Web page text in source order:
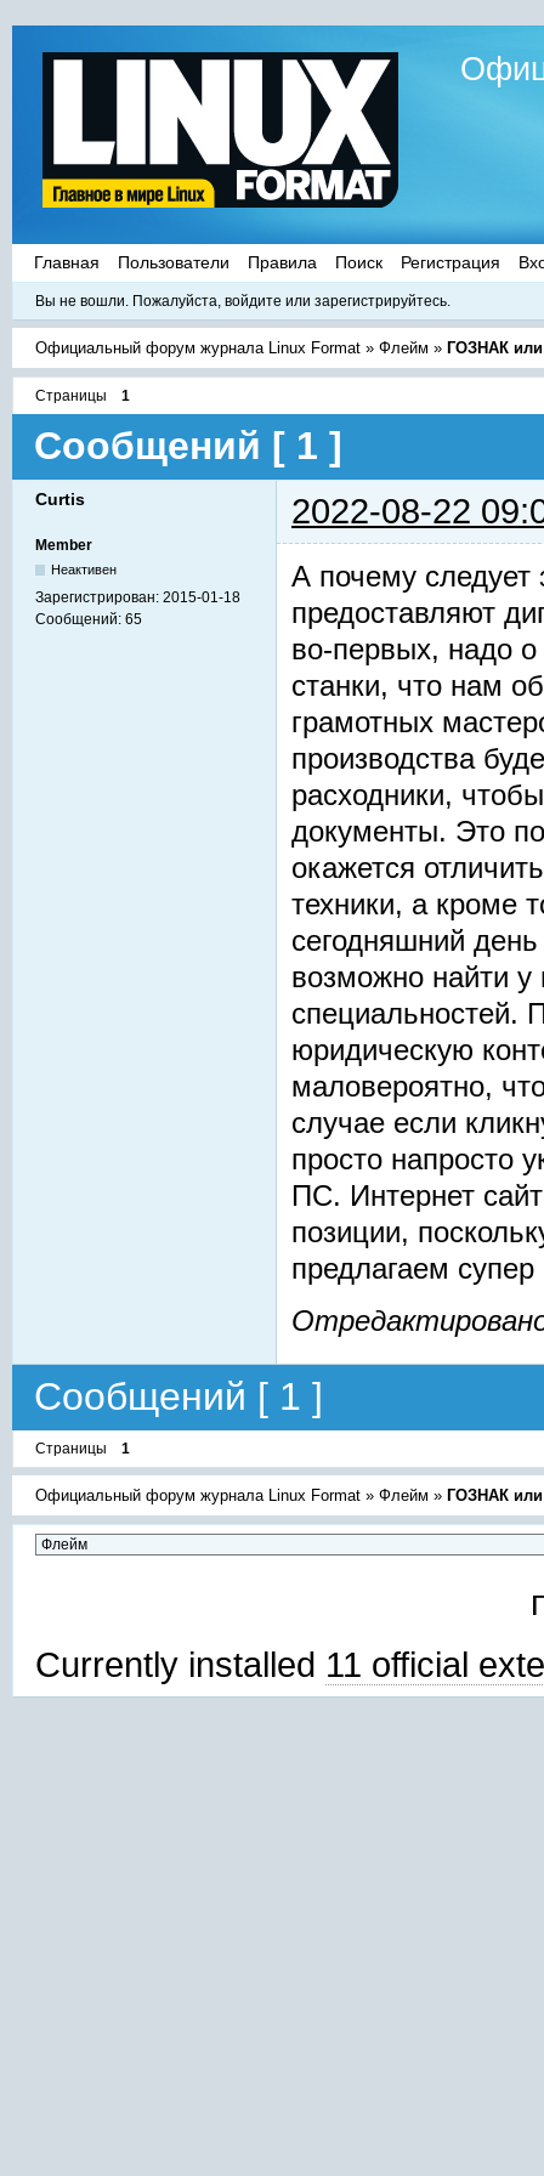
Главная Пользователи Правила Поиск Регистрация
Вы не вошли. Пожалуйста, войдите или зарегистрируйтесь.
Официальный форум журнала Linux Format »Флейм » ГОЗНАК
Страницы 1
Сообщений [ 1 ]
Curtis 2022-08-22
Member
Неактивен
Зарегистрирован: 2015-01-18
Сообщений: 65
А почему
предоставляют
во-первых, надо
станки, что нам
грамотных
производства
расходники,
документы. Это
окажется
техники, а кроме
сегодняшний
возможно найти у
специальностей.
юридическую
маловероятно,
случае если
просто напросто
ПС. Интернет
позиции,
предлагаем
Сообщений [ 1 ]
Страницы 1
Официальный форум журнала Linux Format »Флейм » ГОЗНАК
Currently installed 11 official